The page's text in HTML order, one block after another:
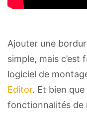
Ajouter une
simple, mais c’est
logiciel de
Editor. Et bien
fonctionnalités de